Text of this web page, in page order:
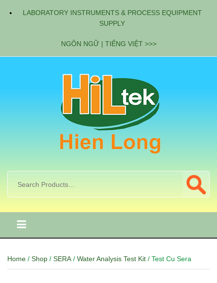
LABORATORY INSTRUMENTS & PROCESS EQUIPMENT
SUPPLY
NGÔN NGỮ | TIẾNG VIỆT >>>
Home / Shop / SERA / Water Analysis Test Kit / Test Cu Sera